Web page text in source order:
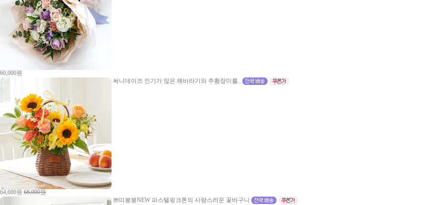
60,000원
써니데이즈 인기가 많은 해바라기와 주황장미를..
64,600원 68,000원
쁘띠봉봉NEW 파스텔핑크톤의 사랑스러운 꽃바구니